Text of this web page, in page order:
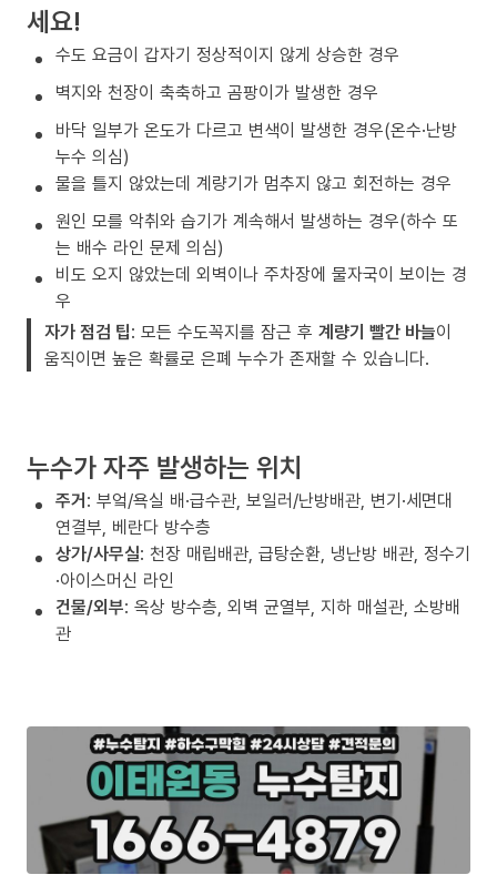
세요!
수도 요금이 갑자기 정상적이지 않게 상승한 경우
벽지와 천장이 축축하고 곰팡이가 발생한 경우
바닥 일부가 온도가 다르고 변색이 발생한 경우(온수·난방
누수 의심)
물을 틀지 않았는데 계량기가 멈추지 않고 회전하는 경우
원인 모를 악취와 습기가 계속해서 발생하는 경우(하수 또
는 배수 라인 문제 의심)
비도 오지 않았는데 외벽이나 주차장에 물자국이 보이는 경
우
자가 점검 팁: 모든 수도꼭지를 잠근 후 계량기 빨간 바늘이
움직이면 높은 확률로 은폐 누수가 존재할 수 있습니다.
누수가 자주 발생하는 위치
주거: 부엌/욕실 배·급수관, 보일러/난방배관, 변기·세면대
연결부, 베란다 방수층
상가/사무실: 천장 매립배관, 급탕순환, 냉난방 배관, 정수기
·아이스머신 라인
건물/외부: 옥상 방수층, 외벽 균열부, 지하 매설관, 소방배
관